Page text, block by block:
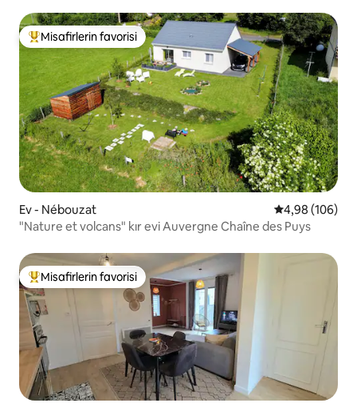
Misafirlerin favorilerinden en beğenilenler arasında
Misafirlerin favorisi
Ev - Nébouzat 5 üzerinden
4,98 (106)
"Nature et volcans" kır evi Auvergne Chaîne des Puys
Misafirlerin favorilerinden en beğenilenler arasında
Misafirlerin favorisi